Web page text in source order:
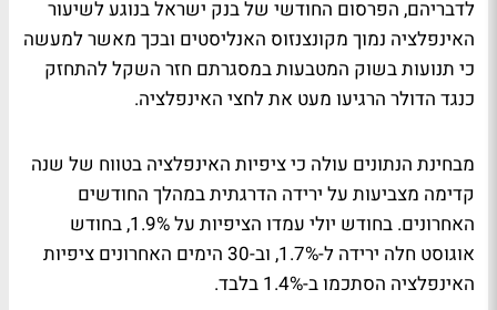
לדבריהם, הפרסום החודשי של בנק ישראל בנוגע לשיעור
האינפלציה נמוך מקונצנזוס האנליסטים ובכך מאשר למעשה
כי תנועות בשוק המטבעות במסגרתם חזר השקל להתחזק
כנגד הדולר הרגיעו מעט את לחצי האינפלציה.
מבחינת הנתונים עולה כי ציפיות האינפלציה בטווח של שנה
קדימה מצביעות על ירידה הדרגתית במהלך החודשים
האחרונים. בחודש יולי עמדו הציפיות על 1.9%, בחודש
אוגוסט חלה ירידה ל-1.7%, וב-30 הימים האחרונים ציפיות
האינפלציה הסתכמו ב-1.4% בלבד.